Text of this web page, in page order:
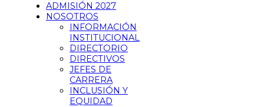
ADMISIÓN 2027
NOSOTROS
INFORMACIÓN
INSTITUCIONAL
DIRECTORIO
DIRECTIVOS
JEFES DE
CARRERA
INCLUSIÓN Y
EQUIDAD